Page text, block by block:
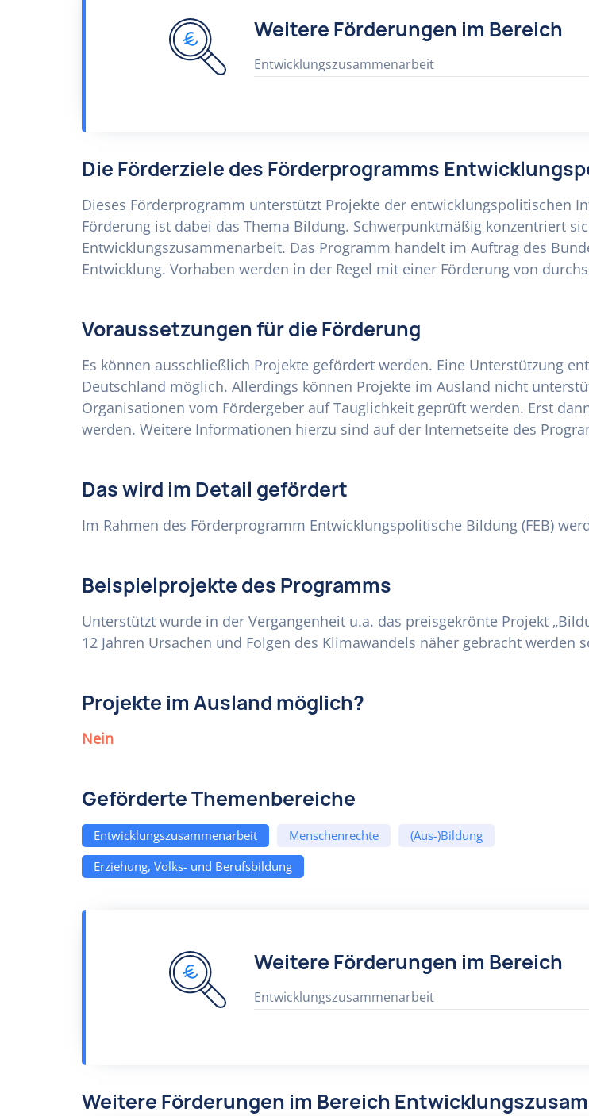
Weitere Förderungen im Bereich
Entwicklungszusammenarbeit
Die Förderziele des Förderprogramms
Dieses Förderprogramm unterstützt Projekte der entwicklungspolitischen
Förderung ist dabei das Thema Bildung. Schwerpunktmäßig konzentriert
Entwicklungszusammenarbeit. Das Programm handelt im Auftrag des
Entwicklung. Vorhaben werden in der Regel mit einer Förderung von
Voraussetzungen für die Förderung
Es können ausschließlich Projekte gefördert werden. Eine Unterstützung
Deutschland möglich. Allerdings können Projekte im Ausland nicht
Organisationen vom Fördergeber auf Tauglichkeit geprüft werden. Erst
werden. Weitere Informationen hierzu sind auf der Internetseite des
Das wird im Detail gefördert
Im Rahmen des Förderprogramm Entwicklungspolitische Bildung (FEB)
Beispielprojekte des Programms
Unterstützt wurde in der Vergangenheit u.a. das preisgekrönte Projekt
12 Jahren Ursachen und Folgen des Klimawandels näher gebracht werden
Projekte im Ausland möglich?
Nein
Geförderte Themenbereiche
Entwicklungszusammenarbeit Menschenrechte
(Aus-)Bildung
Erziehung, Volks- und Berufsbildung
Weitere Förderungen im Bereich
Entwicklungszusammenarbeit
Weitere Förderungen im Bereich